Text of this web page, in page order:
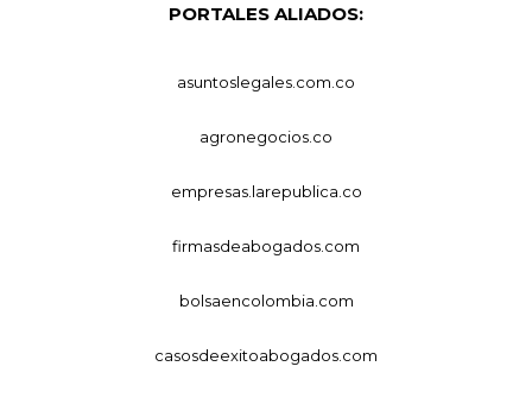
PORTALES ALIADOS:
asuntoslegales.com.co
agronegocios.co
empresas.larepublica.co
firmasdeabogados.com
bolsaencolombia.com
casosdeexitoabogados.com